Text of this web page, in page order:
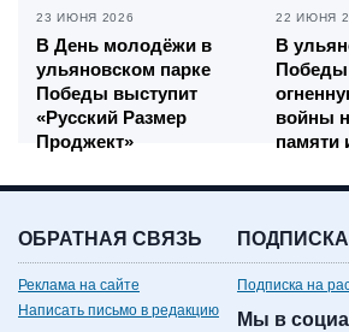
23 ИЮНЯ 2026
В День молодёжи в
ульяновском парке
Победы выступит
«Русский Размер
Проджект»
22 ИЮНЯ
В
Победы
войны
памяти
ОБРАТНАЯ СВЯЗЬ
Реклама на сайте
Написать письмо в редакцию
ПОДПИСКА
Подписка на
Мы в